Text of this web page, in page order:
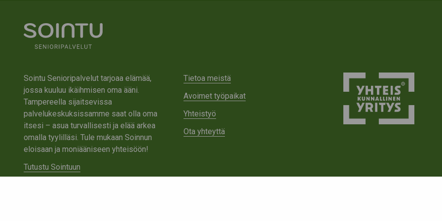
Sointu Senioripalvelut tarjoaa elämää,
jossa kuuluu ikäihmisen oma ääni.
Tampereella sijaitsevissa
palvelukeskuksissamme saat olla oma
itsesi – asua turvallisesti ja elää arkea
omalla tyylilläsi. Tule mukaan Soinnun
eloisaan ja moniääniseen yhteisöön!
Tutustu Sointuun
Tietoa meistä
Avoimet työpaikat
Yhteistyö
Ota yhteyttä